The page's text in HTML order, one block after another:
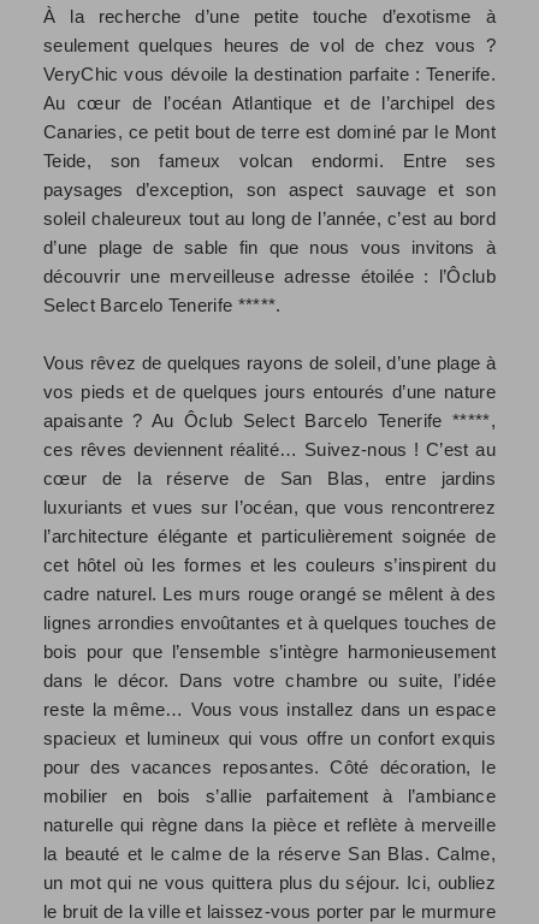
À la recherche d’une petite touche d’exotisme à
seulement quelques heures de vol de chez vous ?
VeryChic vous dévoile la destination parfaite : Tenerife.
Au cœur de l’océan Atlantique et de l’archipel des
Canaries, ce petit bout de terre est dominé par le Mont
Teide, son fameux volcan endormi. Entre ses
paysages d’exception, son aspect sauvage et son
soleil chaleureux tout au long de l’année, c’est au bord
d’une plage de sable fin que nous vous invitons à
découvrir une merveilleuse adresse étoilée : l’Ôclub
Select Barcelo Tenerife *****.
Vous rêvez de quelques rayons de soleil, d’une plage à
vos pieds et de quelques jours entourés d’une nature
apaisante ? Au Ôclub Select Barcelo Tenerife *****,
ces rêves deviennent réalité… Suivez-nous ! C’est au
cœur de la réserve de San Blas, entre jardins
luxuriants et vues sur l’océan, que vous rencontrerez
l’architecture élégante et particulièrement soignée de
cet hôtel où les formes et les couleurs s’inspirent du
cadre naturel. Les murs rouge orangé se mêlent à des
lignes arrondies envoûtantes et à quelques touches de
bois pour que l’ensemble s’intègre harmonieusement
dans le décor. Dans votre chambre ou suite, l’idée
reste la même… Vous vous installez dans un espace
spacieux et lumineux qui vous offre un confort exquis
pour des vacances reposantes. Côté décoration, le
mobilier en bois s’allie parfaitement à l’ambiance
naturelle qui règne dans la pièce et reflète à merveille
la beauté et le calme de la réserve San Blas. Calme,
un mot qui ne vous quittera plus du séjour. Ici, oubliez
le bruit de la ville et laissez-vous porter par le murmure